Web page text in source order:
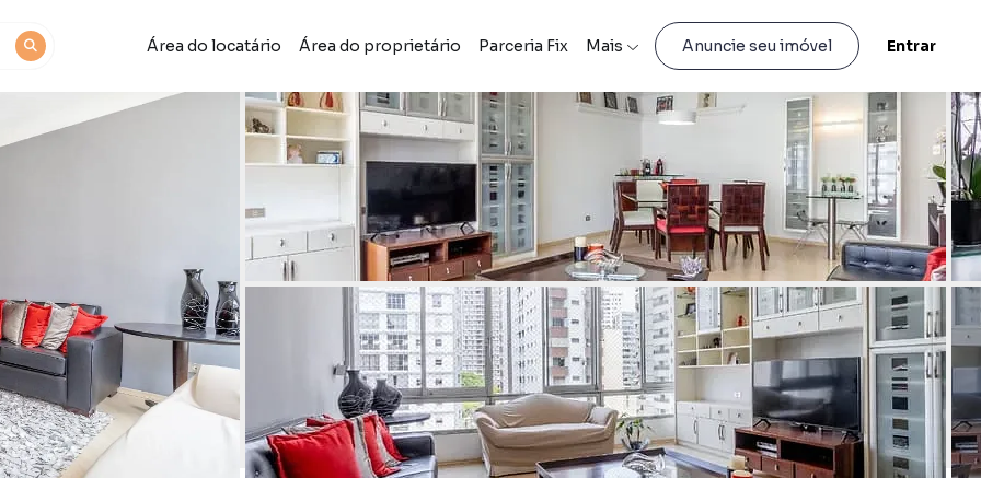
Área do locatário Área do proprietário Parceria Fix Mais Anuncie seu imóvel Entrar